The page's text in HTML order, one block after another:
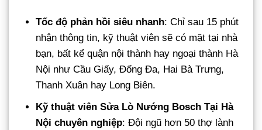
Tốc độ phản hồi siêu nhanh: Chỉ sau 15 phút
nhận thông tin, kỹ thuật viên sẽ có mặt tại nhà
bạn, bất kể quận nội thành hay ngoại thành Hà
Nội như Cầu Giấy, Đống Đa, Hai Bà Trưng,
Thanh Xuân hay Long Biên.
Kỹ thuật viên Sửa Lò Nướng Bosch Tại Hà
Nội chuyên nghiệp: Đội ngũ hơn 50 thợ lành